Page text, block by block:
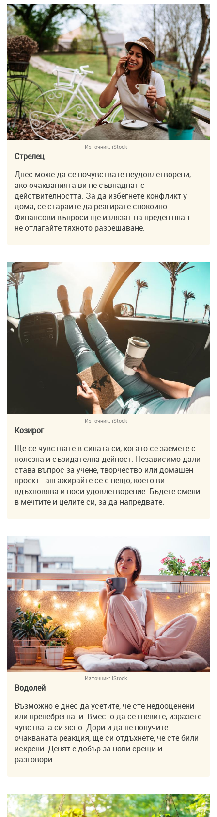
Източник: iStock
Стрелец
Днес може да се почувствате неудовлетворени,
ако очакванията ви не съвпаднат с
действителността. За да избегнете конфликт у
дома, се старайте да реагирате спокойно.
Финансови въпроси ще излязат на преден план -
не отлагайте тяхното разрешаване.
Източник: iStock
Козирог
Ще се чувствате в силата си, когато се заемете с
полезна и съзидателна дейност. Независимо дали
става въпрос за учене, творчество или домашен
проект - ангажирайте се с нещо, което ви
вдъхновява и носи удовлетворение. Бъдете смели
в мечтите и целите си, за да напредвате.
Източник: iStock
Водолей
Възможно е днес да усетите, че сте недооценени
или пренебрегнати. Вместо да се гневите, изразете
чувствата си ясно. Дори и да не получите
очакваната реакция, ще си отдъхнете, че сте били
искрени. Денят е добър за нови срещи и
разговори.